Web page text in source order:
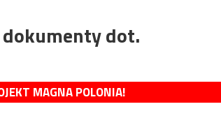
dokumenty dot.
MAGNA POLONIA!